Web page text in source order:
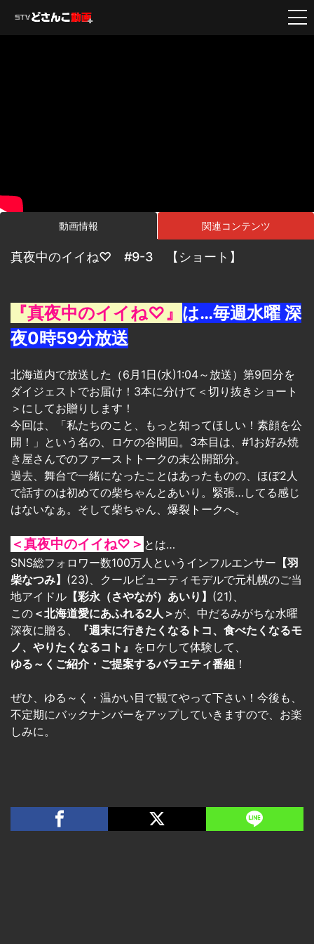
動画情報 関連コンテンツ
真夜中のイイね♡ #9-3 【ショート】
『真夜中のイイね♡』 は…毎週水曜 深
夜0時59分放送
北海道内で放送した（6月1日(水)1:04～放送）第9回分を
ダイジェストでお届け！3本に分けて＜切り抜きショート
＞にしてお贈りします！
今回は、「私たちのこと、もっと知ってほしい！素顔を公
開！」という名の、ロケの谷間回。3本目は、#1お好み焼
き屋さんでのファーストトークの未公開部分。
過去、舞台で一緒になったことはあったものの、ほぼ2人
で話すのは初めての柴ちゃんとあいり。緊張…してる感じ
はないなぁ。そして柴ちゃん、爆裂トークへ。
＜真夜中のイイね♡＞ とは…
SNS総フォロワー数100万人というインフルエンサー 【羽
柴なつみ】 (23)、クールビューティモデルで元札幌のご当
地アイドル 【彩永（さやなが）あいり】 (21)、
この ＜北海道愛にあふれる2人＞ が、中だるみがちな水曜
深夜に贈る、
『週末に行きたくなるトコ、食べたくなるモ
ノ、やりたくなるコト』 をロケして体験して、
ゆる～くご紹介・ご提案するバラエティ番組 ！
ぜひ、ゆる～く・温かい目で観てやって下さい！今後も、
不定期にバックナンバーをアップしていきますので、お楽
しみに。